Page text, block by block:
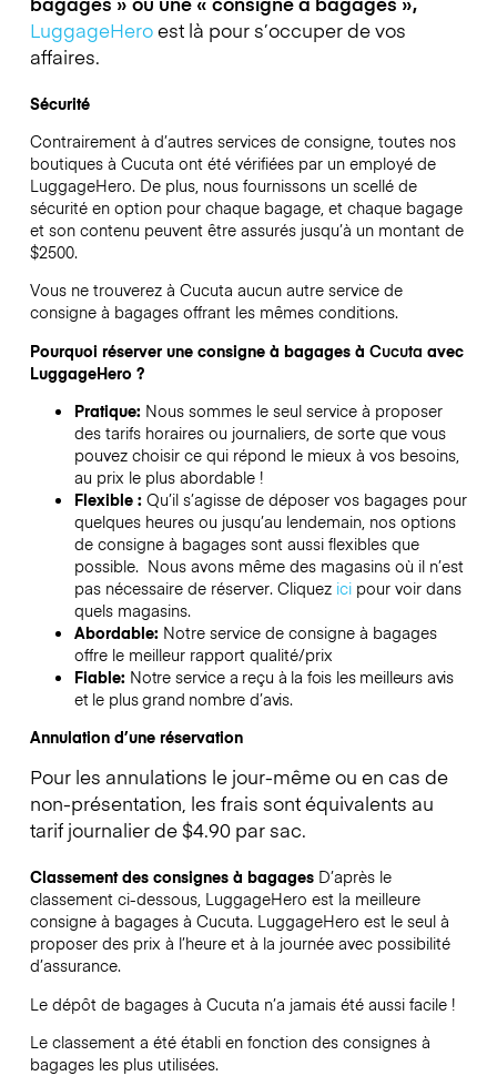
LuggageHeroest là pour s’occuper de vos
affaires.
Sécurité
Contrairement à d’autres services de consigne,toutes nos
boutiques à Cucuta ont été vérifiées par un employé de
LuggageHero. De plus, nous fournissons un scellé de
sécurité en option pour chaque bagage, et chaque bagage
et son contenu peuvent être assurés jusqu’à un montant de
$2500.
Vous ne trouverez à Cucuta aucun autre service de
consigne à bagages offrant les mêmes conditions.
Pourquoi réserver une consigne à bagages à Cucuta avec
LuggageHero ?
Pratique: Nous sommes le seul service à proposer
des tarifs horaires ou journaliers, de sorte que vous
pouvez choisir ce qui répond le mieux à vos besoins,
au prix le plus abordable !
Flexible : Qu’il s’agisse de déposer vos bagages pour
quelques heures ou jusqu’au lendemain, nos options
de consigne à bagages sont aussi flexibles que
possible. Nous avons même des magasins où il n’est
pas nécessaire de réserver. Cliquez icipour voir dans
quels magasins.
Abordable: Notre service de consigne à bagages
offre le meilleur rapport qualité/prix
Fiable: Notre service a reçu à la fois les meilleurs avis
et le plus grand nombre d’avis.
Annulation d’une réservation
Pour les annulations le jour-même ou en cas de
non-présentation, les frais sont équivalents au
tarif journalier de $4.90 par sac.
Classement des consignes à bagages D’après le
classement ci-dessous, LuggageHero est la meilleure
consigne à bagages à Cucuta. LuggageHero est le seul à
proposer des prix à l’heure et à la journée avec possibilité
d’assurance.
Le dépôt de bagages à Cucuta n’a jamais été aussi facile !
Le classement a été établi en fonction des consignes à
bagages les plus utilisées.